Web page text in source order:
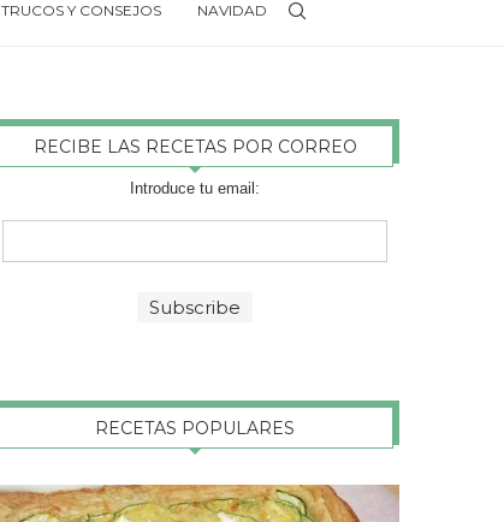
TRUCOS Y CONSEJOS NAVIDAD
RECIBE LAS RECETAS POR CORREO
Introduce tu email:
RECETAS POPULARES